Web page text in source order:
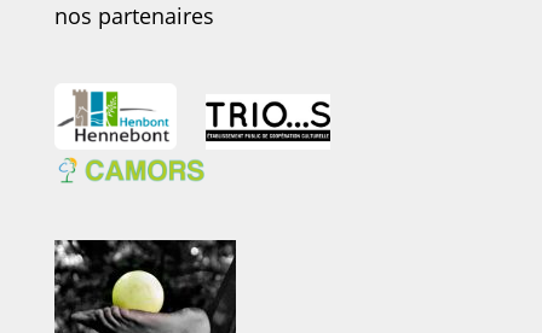
nos partenaires